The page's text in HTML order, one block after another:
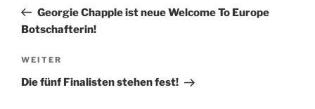
Beitrag
Georgie Chapple ist neue Welcome To Europe
Botschafterin!
Nächster
Beitrag
WEITER
Die fünf Finalisten stehen fest!